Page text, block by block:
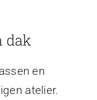
dak
en
atelier.